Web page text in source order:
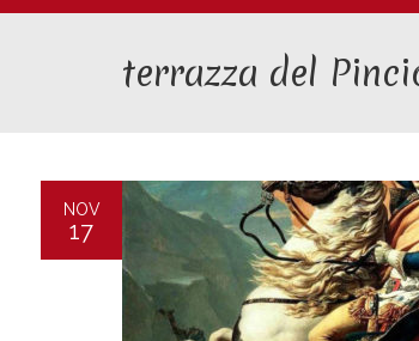
terrazza del
NOV
17